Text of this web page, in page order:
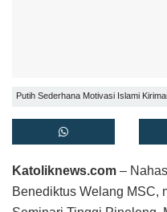
Putih Sederhana Motivasi Islami
Katoliknews.com –
Benediktus Welang MSC,